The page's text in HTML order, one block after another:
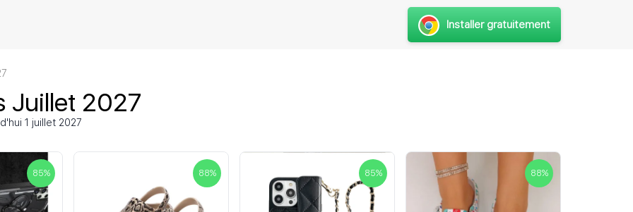
Installer gratuitement
Juillet 2027
1 juillet 2027
85% 88% 85% 88%